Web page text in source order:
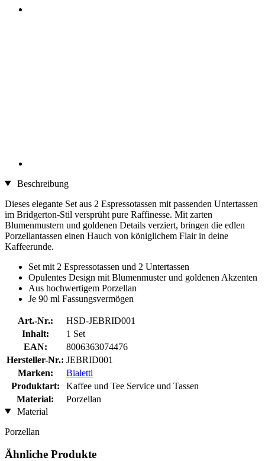
Beschreibung
Dieses elegante Set aus 2 Espressotassen mit passenden Untertassen
im Bridgerton-Stil versprüht pure Raffinesse. Mit zarten
Blumenmustern und goldenen Details verziert, bringen die edlen
Porzellantassen einen Hauch von königlichem Flair in deine
Kaffeerunde.
Set mit 2 Espressotassen und 2 Untertassen
Opulentes Design mit Blumenmuster und goldenen Akzenten
Aus hochwertigem Porzellan
Je 90 ml Fassungsvermögen
Art.-Nr.:
HSD-JEBRID001
Inhalt:
1 Set
EAN:
8006363074476
Hersteller-Nr.: JEBRID001
Marken:
Bialetti
Produktart:
Kaffee und Tee Service und Tassen
Material:
Porzellan
Material
Porzellan
Ähnliche Produkte